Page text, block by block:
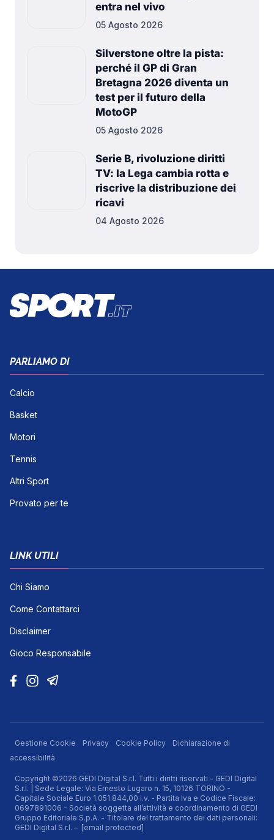
entra nel vivo
05 Agosto 2026
Silverstone oltre la pista:
perché il GP di Gran
Bretagna 2026 diventa un
test per il futuro della
MotoGP
05 Agosto 2026
Serie B, rivoluzione diritti
TV: la Lega cambia rotta e
riscrive la distribuzione dei
ricavi
04 Agosto 2026
PARLIAMO DI
Calcio
Basket
Motori
Tennis
Altri Sport
Provato per te
LINK UTILI
Chi Siamo
Come Contattarci
Disclaimer
Gioco Responsabile
Gestione Cookie Privacy Cookie Policy
Dichiarazione di
accessibilità
Copyright ©2026 GEDI Digital S.r.l. Tutti i diritti riservati - GEDI Digital
S.r.l. | Sede Legale: Via Ernesto Lugaro n. 15, 10126 TORINO -
Capitale Sociale Euro 1.051.844,00 i.v. - Partita Iva e Codice Fiscale:
0697891006 - Società soggetta all’attività e coordinamento di GEDI
Gruppo Editoriale S.p.A. - Titolare del trattamento dei dati personali:
GEDI Digital S.r.l. – [email protected]